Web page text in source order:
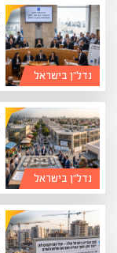
נדל”ן בישראל
נדל”ן בישראל